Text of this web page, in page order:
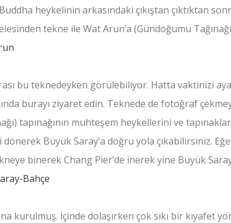
heykelinin arkasındaki çıkıştan çıktıktan
tekne ile Wat Arun’a (Gündoğumu
bu teknedeyken görülebiliyor. Hatta vaktinizi
burayı ziyaret edin. Teknede de fotoğraf
tapınağının muhteşem heykellerini ve
Büyük Saray’a doğru yola çıkabilirsiniz.
binerek Chang Pier’de inerek yine Büyük
kurulmuş. İçinde dolaşırken çok sıkı bir kıyafet